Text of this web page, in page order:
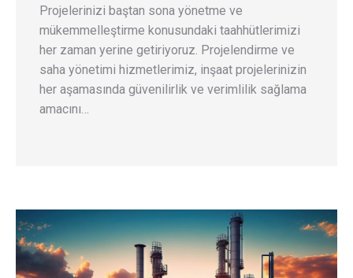
Projelerinizi baştan sona yönetme ve
mükemmelleştirme konusundaki taahhütlerimizi
her zaman yerine getiriyoruz. Projelendirme ve
saha yönetimi hizmetlerimiz, inşaat projelerinizin
her aşamasında güvenilirlik ve verimlilik sağlama
amacını…